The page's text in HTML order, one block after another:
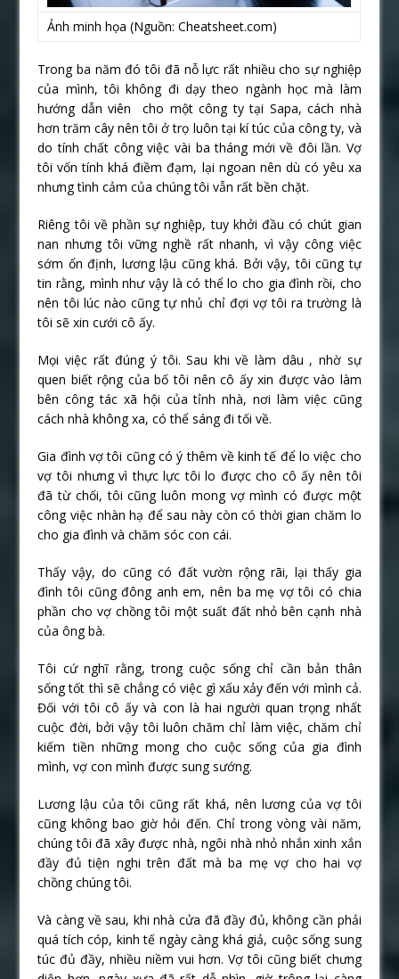
Ảnh minh họa (Nguồn: Cheatsheet.com)
Trong ba năm đó tôi đã nỗ lực rất nhiều cho sự nghiệp
của mình, tôi không đi dạy theo ngành học mà làm
hướng dẫn viên cho một công ty tại Sapa, cách nhà
hơn trăm cây nên tôi ở trọ luôn tại kí túc của công ty, và
do tính chất công việc vài ba tháng mới về đôi lần. Vợ
tôi vốn tính khá điềm đạm, lại ngoan nên dù có yêu xa
nhưng tình cảm của chúng tôi vẫn rất bền chặt.
Riêng tôi về phần sự nghiệp, tuy khởi đầu có chút gian
nan nhưng tôi vững nghề rất nhanh, vì vậy công việc
sớm ổn định, lương lậu cũng khá. Bởi vậy, tôi cũng tự
tin rằng, mình như vậy là có thể lo cho gia đình rồi, cho
nên tôi lúc nào cũng tự nhủ chỉ đợi vợ tôi ra trường là
tôi sẽ xin cưới cô ấy.
Mọi việc rất đúng ý tôi. Sau khi về làm dâu , nhờ sự
quen biết rộng của bố tôi nên cô ấy xin được vào làm
bên công tác xã hội của tỉnh nhà, nơi làm việc cũng
cách nhà không xa, có thể sáng đi tối về.
Gia đình vợ tôi cũng có ý thêm về kinh tế để lo việc cho
vợ tôi nhưng vì thực lực tôi lo được cho cô ấy nên tôi
đã từ chối, tôi cũng luôn mong vợ mình có được một
công việc nhàn hạ để sau này còn có thời gian chăm lo
cho gia đình và chăm sóc con cái.
Thấy vậy, do cũng có đất vườn rộng rãi, lại thấy gia
đình tôi cũng đông anh em, nên ba mẹ vợ tôi có chia
phần cho vợ chồng tôi một suất đất nhỏ bên cạnh nhà
của ông bà.
Tôi cứ nghĩ rằng, trong cuộc sống chỉ cần bản thân
sống tốt thì sẽ chẳng có việc gì xấu xảy đến với mình cả.
Đối với tôi cô ấy và con là hai người quan trọng nhất
cuộc đời, bởi vậy tôi luôn chăm chỉ làm việc, chăm chỉ
kiếm tiền những mong cho cuộc sống của gia đình
mình, vợ con mình được sung sướng.
Lương lậu của tôi cũng rất khá, nên lương của vợ tôi
cũng không bao giờ hỏi đến. Chỉ trong vòng vài năm,
chúng tôi đã xây được nhà, ngôi nhà nhỏ nhắn xinh xắn
đầy đủ tiện nghi trên đất mà ba mẹ vợ cho hai vợ
chồng chúng tôi.
Và càng về sau, khi nhà cửa đã đầy đủ, không cần phải
quá tích cóp, kinh tế ngày càng khá giả, cuộc sống sung
túc đủ đầy, nhiều niềm vui hơn. Vợ tôi cũng biết chưng